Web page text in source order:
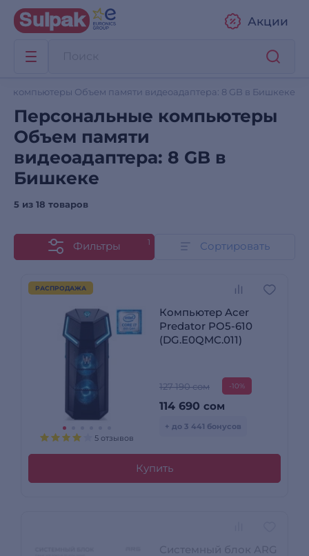
Акции
компьютеры Объем памяти видеоадаптера: 8 GB в Бишкеке
Персональные компьютеры
Объем памяти
видеоадаптера: 8 GB в
Бишкеке
5 из 18 товаров
Фильтры 1 Сортировать
РАСПРОДАЖА
5 отзывов
Компьютер Acer
Predator PO5-610
(DG.E0QMC.011)
127 190 сом -10%
114 690 сом
+ до 3 441 бонусов
Купить